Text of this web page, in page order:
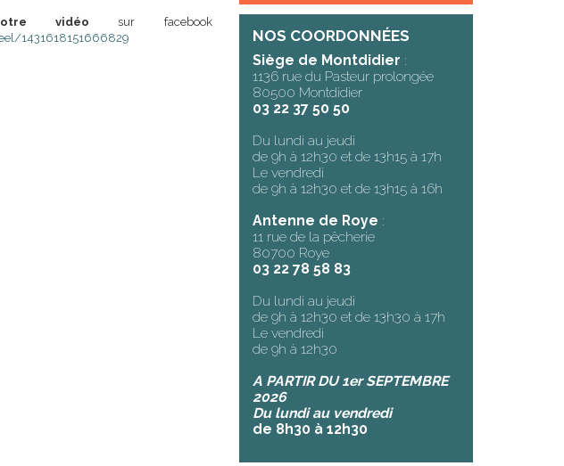
vidéo sur facebook
1431618151666829 NOS COORDONNÉES
Siège de Montdidier :
1136 rue du Pasteur prolongée
80500 Montdidier
03 22 37 50 50
Du lundi au jeudi
de 9h à 12h30 et de 13h15 à 17h
Le vendredi
de 9h à 12h30 et de 13h15 à 16h
Antenne de Roye :
11 rue de la pêcherie
80700 Roye
03 22 78 58 83
Du lundi au jeudi
de 9h à 12h30 et de 13h30 à 17h
Le vendredi
de 9h à 12h30
A PARTIR DU 1er SEPTEMBRE
2026
Du lundi au vendredi
de 8h30 à 12h30